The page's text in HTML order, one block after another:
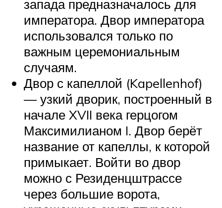
запада предназначалось для
императора. Двор императора
использовался только по
важным церемониальным
случаям.
Двор с капеллой (Kapellenhof)
— узкий дворик, построенный в
начале XVII века герцогом
Максимилианом I. Двор берёт
название от капеллы, к которой
примыкает. Войти во двор
можно с Резиденцштрассе
через большие ворота,